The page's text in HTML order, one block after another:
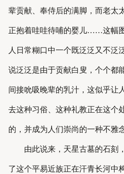
辈贡献、奉侍后的满脚，而老太
正抱着哇哇待哺的婴儿……这幅
人日常糊口中一个既泛泛又不泛
说泛泛是由于贡献白叟，个个都
间接吮吸晚辈的乳汁，这似乎让
去这种习俗、这种礼教正在这个
的，并成为人们崇尚的一种不雅
由此说来，天星古墓的石刻
了这个平易近族正在汗青长河中